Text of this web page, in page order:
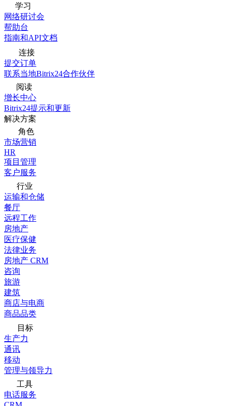
学习
网络研讨会
帮助台
指南和API文档
连接
提交订单
联系当地Bitrix24合作伙伴
阅读
增长中心
Bitrix24提示和更新
解决方案
角色
市场营销
HR
项目管理
客户服务
行业
运输和仓储
餐厅
远程工作
房地产
医疗保健
法律业务
房地产 CRM
咨询
旅游
建筑
商店与电商
商品品类
目标
生产力
通讯
移动
管理与领导力
工具
电话服务